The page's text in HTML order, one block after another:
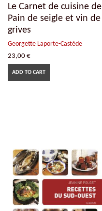
Le Carnet de cuisine de
Pain de seigle et vin de
grives
Georgette Laporte-Castède
23,00 €
ADD TO CART